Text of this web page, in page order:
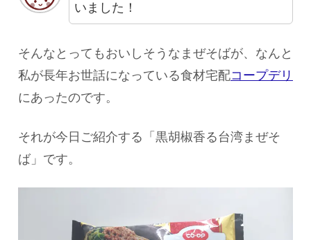
いました！
そんなとってもおいしそうなまぜそばが、なんと
私が長年お世話になっている食材宅配コープデリ
にあったのです。
それが今日ご紹介する「黒胡椒香る台湾まぜそ
ば」です。